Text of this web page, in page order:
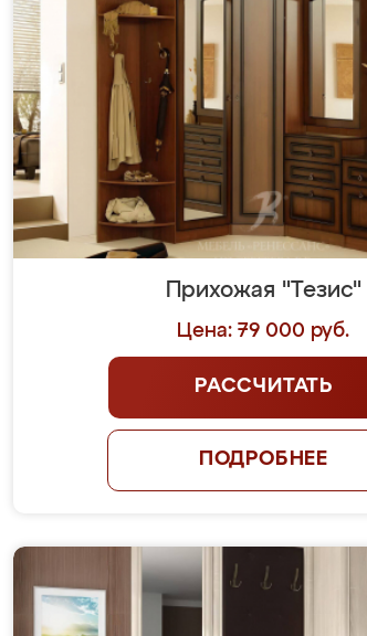
Прихожая "Тезис"
Цена: 79 000 руб.
РАССЧИТАТЬ
ПОДРОБНЕЕ